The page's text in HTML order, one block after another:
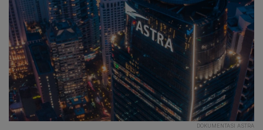
DOKUMENTASI ASTRA